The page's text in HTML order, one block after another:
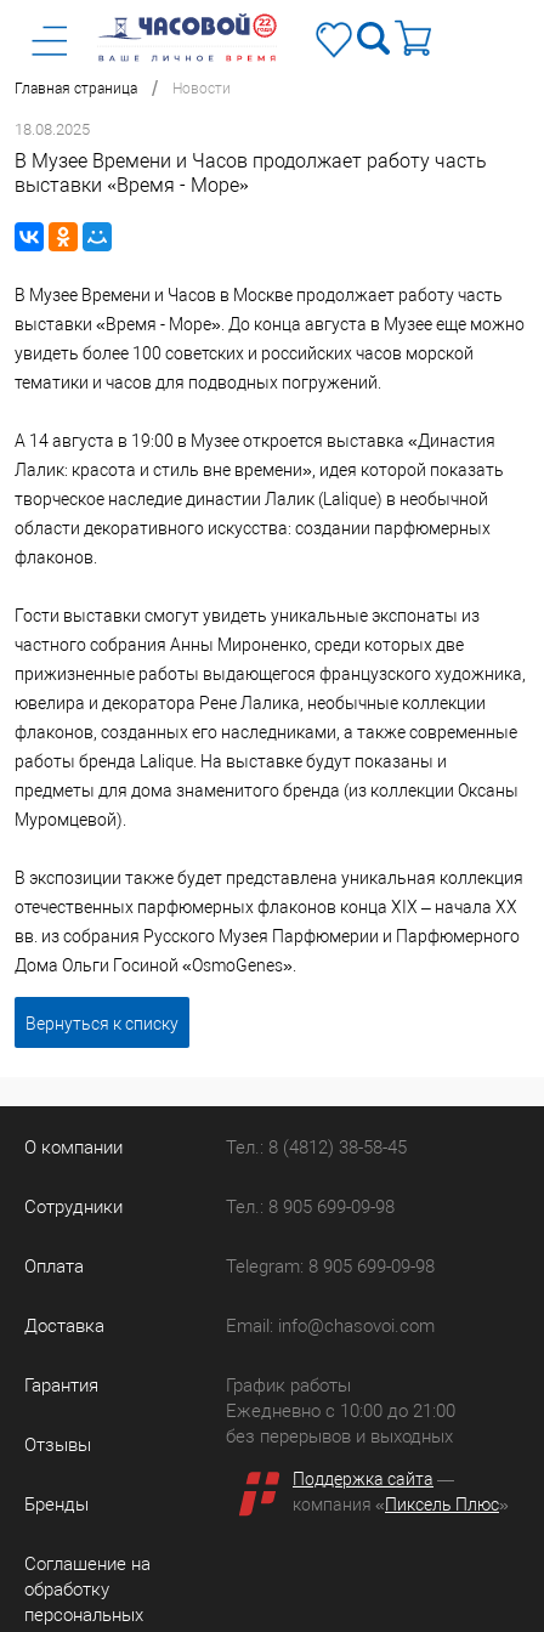
Главная страница / Новости
18.08.2025
В Музее Времени и Часов продолжает работу часть
выставки «Время - Море»
В Музее Времени и Часов в Москве продолжает работу часть
выставки «Время - Море». До конца августа в Музее еще можно
увидеть более 100 советских и российских часов морской
тематики и часов для подводных погружений.
А 14 августа в 19:00 в Музее откроется выставка «Династия
Лалик: красота и стиль вне времени», идея которой показать
творческое наследие династии Лалик (Lalique) в необычной
области декоративного искусства: создании парфюмерных
флаконов.
Гости выставки смогут увидеть уникальные экспонаты из
частного собрания Анны Мироненко, среди которых две
прижизненные работы выдающегося французского художника,
ювелира и декоратора Рене Лалика, необычные коллекции
флаконов, созданных его наследниками, а также современные
работы бренда Lalique. На выставке будут показаны и
предметы для дома знаменитого бренда (из коллекции Оксаны
Муромцевой).
В экспозиции также будет представлена уникальная коллекция
отечественных парфюмерных флаконов конца XIX – начала XX
вв. из собрания Русского Музея Парфюмерии и Парфюмерного
Дома Ольги Госиной «OsmoGenes».
Вернуться к списку
О компании
Сотрудники
Оплата
Доставка
Гарантия
Отзывы
Бренды
Соглашение на
обработку
персональных
Тел.: 8 (4812) 38-58-45
Тел.: 8 905 699-09-98
Telegram: 8 905 699-09-98
Email: info@chasovoi.com
График работы
Ежедневно с 10:00 до 21:00
без перерывов и выходных
Поддержка сайта —
компания «Пиксель Плюс»